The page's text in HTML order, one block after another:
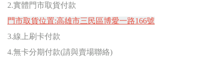
2.實體門市取貨付款
門市取貨位置:高雄市三民區博愛一路166號
3.線上刷卡付款
4.無卡分期付款(請與賣場聯絡)